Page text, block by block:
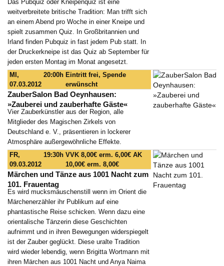
Das Pubquiz oder Kneipenquiz ist eine
weitverbreitete britische Tradition: Man trifft sich
an einem Abend pro Woche in einer Kneipe und
spielt zusammen Quiz. In Großbritannien und
Irland finden Pubquiz in fast jedem Pub statt. In
der Druckerkneipe ist das Quiz ab September für
jeden ersten Montag im Monat angesetzt.
MI,
07.03.2012
20:00h Eintritt frei, Spende
erwünscht
ZauberSalon Bad Oeynhausen:
»Zauberei und zauberhafte Gäste«
Vier Zauberkünstler aus der Region, alle
Mitglieder des Magischen Zirkels von
Deutschland e. V., präsentieren in lockerer
Atmosphäre außergewöhnliche Effekte.
FR,
09.03.2012
19:30h VVK 8,00€ erm. 6,00€ AK
10,00€ erm. 8,00€
Märchen und Tänze aus 1001 Nacht zum
101. Frauentag
Es wird mucksmäuschenstill wenn im Orient die
Märchenerzähler ihr Publikum auf eine
phantastische Reise schicken. Wenn dazu eine
orientalische Tänzerin diese Geschichten
aufnimmt und in ihren Bewegungen widerspiegelt
ist der Zauber geglückt. Diese uralte Tradition
wird wieder lebendig, wenn Brigitta Wortmann mit
ihren Märchen aus 1001 Nacht und Anya Naima